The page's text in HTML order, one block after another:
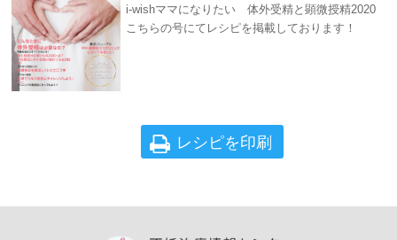
i-wishママになりたい 体外受精と顕微授精2020
こちらの号にてレシピを掲載しております！
レシピを印刷